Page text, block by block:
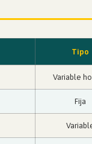
Tipo
Variable
Fija